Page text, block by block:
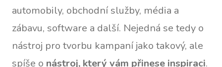
automobily, obchodní služby, média a
zábavu, software a další. Nejedná se tedy o
nástroj pro tvorbu kampaní jako takový, ale
spíše o nástroj, který vám přinese inspiraci.